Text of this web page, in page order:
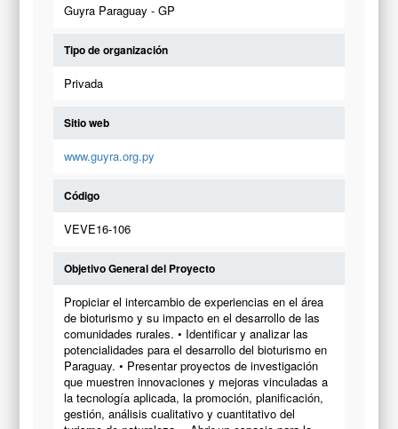
Guyra Paraguay - GP
Tipo de organización
Privada
Sitio web
www.guyra.org.py
Código
VEVE16-106
Objetivo General del Proyecto
Propiciar el intercambio de experiencias en el área
de bioturismo y su impacto en el desarrollo de las
comunidades rurales. • Identificar y analizar las
potencialidades para el desarrollo del bioturismo en
Paraguay. • Presentar proyectos de investigación
que muestren innovaciones y mejoras vinculadas a
la tecnología aplicada, la promoción, planificación,
gestión, análisis cualitativo y cuantitativo del